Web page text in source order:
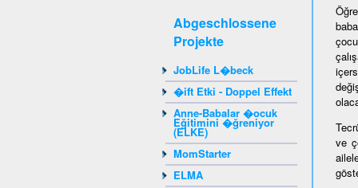
Abgeschlossene
Projekte
JobLife L�beck
�ift Etki - Doppel Effekt
Anne-Babalar �ocuk
Eğitimini �ğreniyor
(ELKE)
MomStarter
ELMA
ve